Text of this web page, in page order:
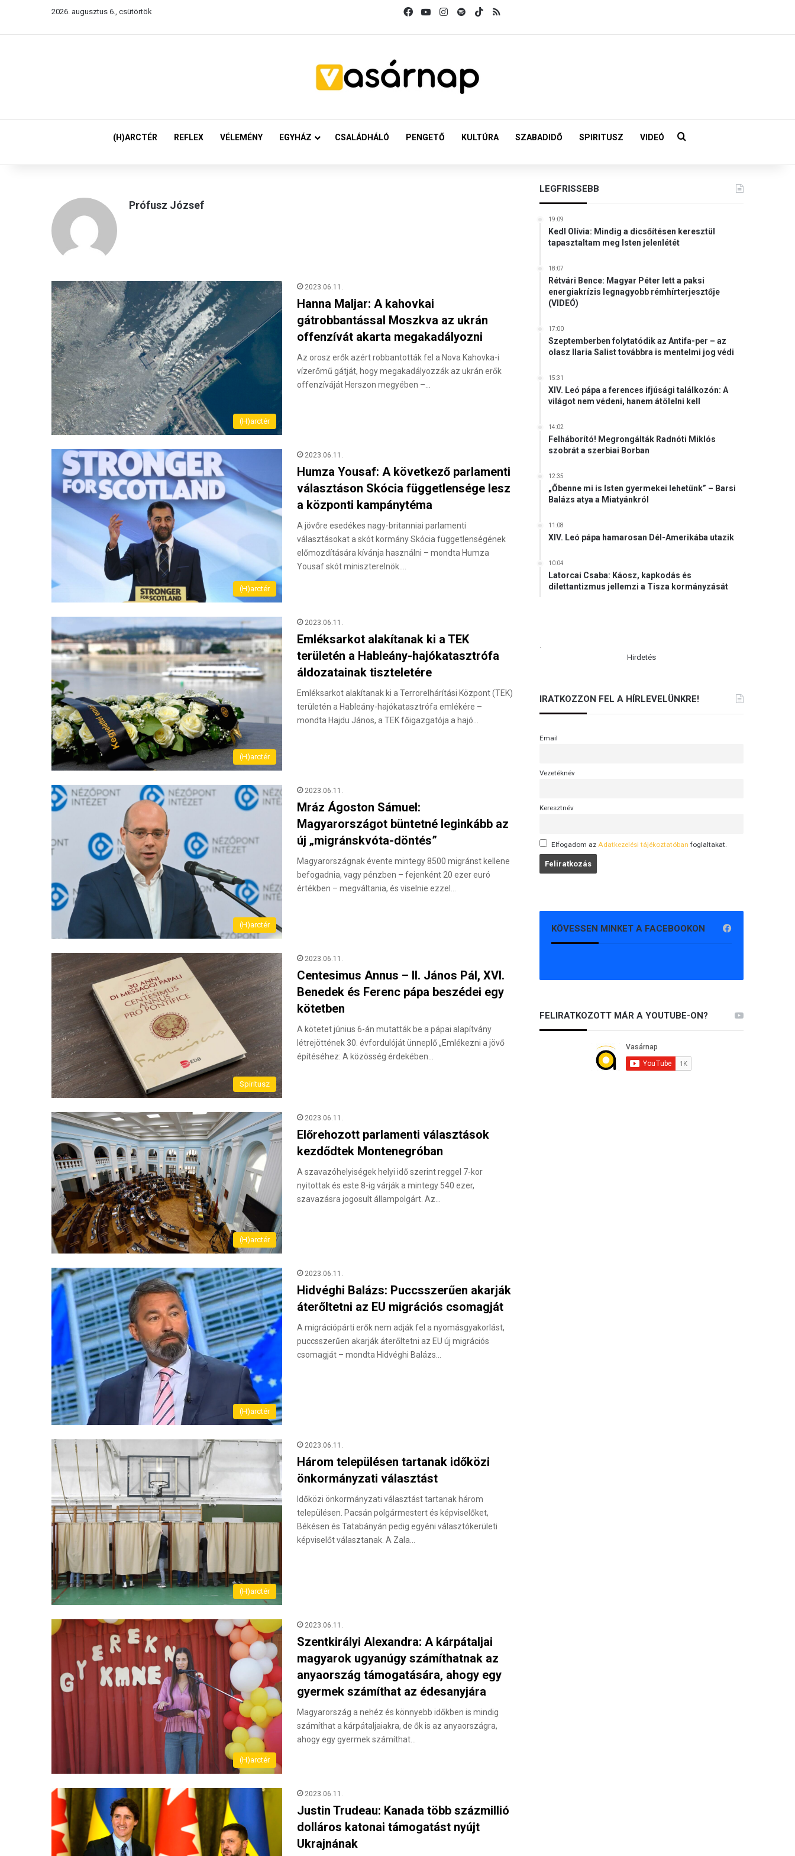
2026. augusztus 6., csütörtök FacebookYouTubeInstagram
SpotifyTikTok
(H)ARCTÉR REFLEX VÉLEMÉNY EGYHÁZ CSALÁDHÁLÓ PENGETŐ KULTÚRA SZABADIDŐ SPIRITUSZ VIDEÓ Keresés:
Prófusz József
(H)arctér
2023.06.11.
Hanna Maljar: A kahovkai
gátrobbantással Moszkva az ukrán
offenzívát akarta megakadályozni
Az orosz erők azért robbantották fel a Nova Kahovka-i
vízerőmű gátját, hogy megakadályozzák az ukrán erők
offenzíváját Herszon megyében –…
(H)arctér
2023.06.11.
Humza Yousaf: A következő parlamenti
választáson Skócia függetlensége lesz
a központi kampánytéma
A jövőre esedékes nagy-britanniai parlamenti
választásokat a skót kormány Skócia függetlenségének
előmozdítására kívánja használni – mondta Humza
Yousaf skót miniszterelnök.…
(H)arctér
2023.06.11.
Emléksarkot alakítanak ki a TEK
területén a Hableány-hajókatasztrófa
áldozatainak tiszteletére
Emléksarkot alakítanak ki a Terrorelhárítási Központ (TEK)
területén a Hableány-hajókatasztrófa emlékére –
mondta Hajdu János, a TEK főigazgatója a hajó…
(H)arctér
2023.06.11.
Mráz Ágoston Sámuel:
Magyarországot büntetné leginkább az
új „migránskvóta-döntés”
Magyarországnak évente mintegy 8500 migránst kellene
befogadnia, vagy pénzben – fejenként 20 ezer euró
értékben – megváltania, és viselnie ezzel…
Spiritusz
2023.06.11.
Centesimus Annus – II. János Pál, XVI.
Benedek és Ferenc pápa beszédei egy
kötetben
A kötetet június 6-án mutatták be a pápai alapítvány
létrejöttének 30. évfordulóját ünneplő „Emlékezni a jövő
építéséhez: A közösség érdekében…
(H)arctér
2023.06.11.
Előrehozott parlamenti választások
kezdődtek Montenegróban
A szavazóhelyiségek helyi idő szerint reggel 7-kor
nyitottak és este 8-ig várják a mintegy 540 ezer,
szavazásra jogosult állampolgárt. Az…
(H)arctér
2023.06.11.
Hidvéghi Balázs: Puccsszerűen akarják
áterőltetni az EU migrációs csomagját
A migrációpárti erők nem adják fel a nyomásgyakorlást,
puccsszerűen akarják áterőltetni az EU új migrációs
csomagját – mondta Hidvéghi Balázs…
(H)arctér
2023.06.11.
Három településen tartanak időközi
önkormányzati választást
Időközi önkormányzati választást tartanak három
településen. Pacsán polgármestert és képviselőket,
Békésen és Tatabányán pedig egyéni választókerületi
képviselőt választanak. A Zala…
(H)arctér
2023.06.11.
Szentkirályi Alexandra: A kárpátaljai
magyarok ugyanúgy számíthatnak az
anyaország támogatására, ahogy egy
gyermek számíthat az édesanyjára
Magyarország a nehéz és könnyebb időkben is mindig
számíthat a kárpátaljaiakra, de ők is az anyaországra,
ahogy egy gyermek számíthat…
2023.06.11.
Justin Trudeau: Kanada több százmillió
dolláros katonai támogatást nyújt
Ukrajnának
LEGFRISSEBB
19:09
Kedl Olívia: Mindig a dicsőítésen keresztül
tapasztaltam meg Isten jelenlétét
18:07
Rétvári Bence: Magyar Péter lett a paksi
energiakrízis legnagyobb rémhírterjesztője
(VIDEÓ)
17:00
Szeptemberben folytatódik az Antifa-per – az
olasz Ilaria Salist továbbra is mentelmi jog védi
15:31
XIV. Leó pápa a ferences ifjúsági találkozón: A
világot nem védeni, hanem átölelni kell
14:02
Felháborító! Megrongálták Radnóti Miklós
szobrát a szerbiai Borban
12:35
„Őbenne mi is Isten gyermekei lehetünk” – Barsi
Balázs atya a Miatyánkról
11:08
XIV. Leó pápa hamarosan Dél-Amerikába utazik
10:04
Latorcai Csaba: Káosz, kapkodás és
dilettantizmus jellemzi a Tisza kormányzását
.
Hirdetés
IRATKOZZON FEL A HÍRLEVELÜNKRE!
Email
Vezetéknév
Keresztnév
Elfogadom az Adatkezelési tájékoztatóban foglaltakat.
KÖVESSEN MINKET A FACEBOOKON
FELIRATKOZOTT MÁR A YOUTUBE-ON?